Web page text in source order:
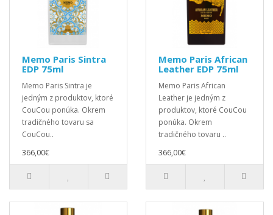
Memo Paris Sintra
EDP 75ml
Memo Paris Sintra je
jedným z produktov, ktoré
CouCou ponúka. Okrem
tradičného tovaru sa
CouCou..
366,00€
Memo Paris African
Leather EDP 75ml
Memo Paris African
Leather je jedným z
produktov, ktoré CouCou
ponúka. Okrem
tradičného tovaru ..
366,00€